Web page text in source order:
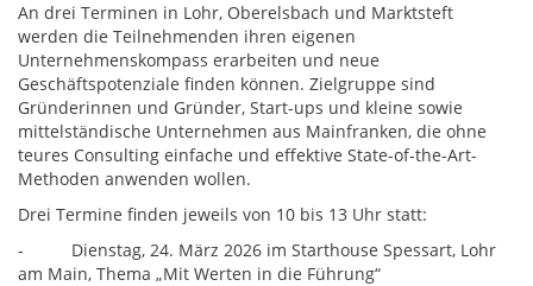
An drei Terminen in Lohr, Oberelsbach und Marktsteft
werden die Teilnehmenden ihren eigenen
Unternehmenskompass erarbeiten und neue
Geschäftspotenziale finden können. Zielgruppe sind
Gründerinnen und Gründer, Start-ups und kleine sowie
mittelständische Unternehmen aus Mainfranken, die ohne
teures Consulting einfache und effektive State-of-the-Art-
Methoden anwenden wollen.
Drei Termine finden jeweils von 10 bis 13 Uhr statt:
- Dienstag, 24. März 2026 im Starthouse Spessart, Lohr
am Main, Thema „Mit Werten in die Führung“